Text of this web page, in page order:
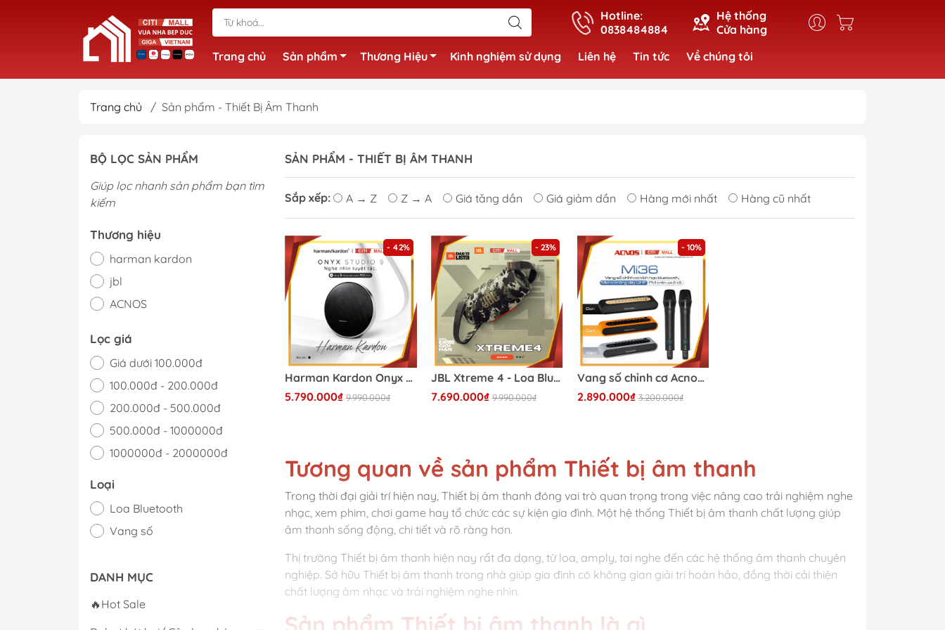
Hotline:
0838484884
Hệ thống
Cửa hàng
Trang chủ
Sản phẩm Thương Hiệu Kinh nghiệm sử dụng Liên hệ Tin tức Về chúng tôi
Trang chủ / Sản phẩm - Thiết Bị Âm Thanh
SẢN PHẨM - THIẾT BỊ ÂM THANH
Sắp xếp: A → Z Z → A Giá tăng dần Giá giảm dần Hàng mới nhất Hàng cũ nhất
- 42%
Harman Kardon Onyx Studio 9 - Loa Bluetooth Cao Cấp 2026
5.790.000₫ 9.990.000₫
- 23%
JBL Xtreme 4 - Loa Bluetooth Cao Cấp 2026
7.690.000₫ 9.990.000₫
- 10%
Vang số chỉnh cơ Acnos Mi36 - Siêu Phẩm 2026
2.890.000₫ 3.200.000₫
Tương quan về sản phẩm Thiết bị âm thanh
Trong thời đại giải trí hiện nay, Thiết bị âm thanh đóng vai trò quan trọng trong việc nâng cao trải nghiệm nghe
nhạc, xem phim, chơi game hay tổ chức các sự kiện gia đình. Một hệ thống Thiết bị âm thanh chất lượng giúp
âm thanh sống động, chi tiết và rõ ràng hơn.
Thị trường Thiết bị âm thanh hiện nay rất đa dạng, từ loa, amply, tai nghe đến các hệ thống âm thanh chuyên
nghiệp. Sở hữu Thiết bị âm thanh trong nhà giúp gia đình có không gian giải trí hoàn hảo, đồng thời cải thiện
chất lượng âm nhạc và trải nghiệm nghe nhìn.
Sản phẩm Thiết bị âm thanh là gì
BỘ LỌC SẢN PHẨM
Giúp lọc nhanh sản phẩm bạn tìm
kiếm
Thương hiệu
harman kardon
jbl
ACNOS
Lọc giá
Giá dưới 100.000đ
100.000đ - 200.000đ
200.000đ - 500.000đ
500.000đ - 1000000đ
1000000đ - 2000000đ
Loại
Loa Bluetooth
Vang số
DANH MỤC
🔥Hot Sale